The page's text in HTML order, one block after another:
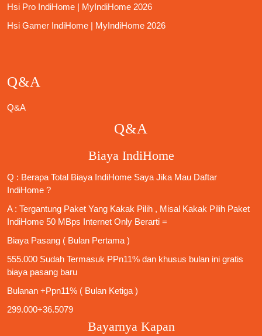
Hsi Pro IndiHome | MyIndiHome 2026
Hsi Gamer IndiHome | MyIndiHome 2026
Q&A
Q&A
Q&A
Biaya IndiHome
Q : Berapa Total Biaya IndiHome Saya Jika Mau Daftar
IndiHome ?
A : Tergantung Paket Yang Kakak Pilih , Misal Kakak Pilih Paket
IndiHome 50 MBps Internet Only Berarti =
Biaya Pasang ( Bulan Pertama )
555.000 Sudah Termasuk PPn11% dan khusus bulan ini gratis
biaya pasang baru
Bulanan +Ppn11% ( Bulan Ketiga )
299.000+36.5079
Bayarnya Kapan